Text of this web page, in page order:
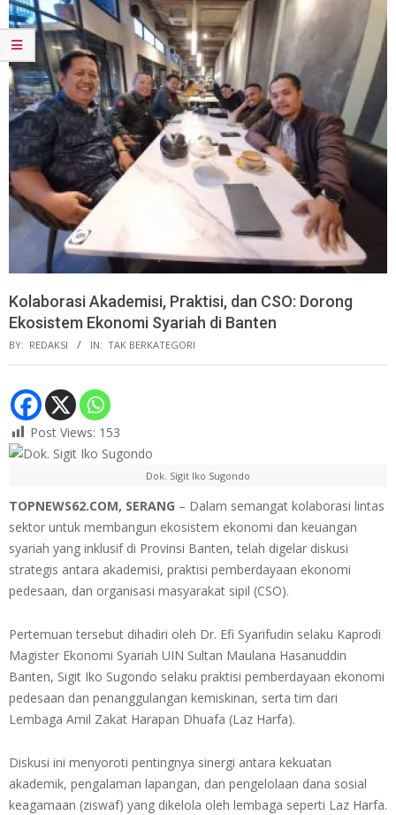
Kolaborasi Akademisi, Praktisi, dan CSO: Dorong
Ekosistem Ekonomi Syariah di Banten
BY: REDAKSI IN: TAK BERKATEGORI
Post Views: 153
Dok. Sigit Iko Sugondo
TOPNEWS62.COM, SERANG – Dalam semangat kolaborasi lintas
sektor untuk membangun ekosistem ekonomi dan keuangan
syariah yang inklusif di Provinsi Banten, telah digelar diskusi
strategis antara akademisi, praktisi pemberdayaan ekonomi
pedesaan, dan organisasi masyarakat sipil (CSO).
Pertemuan tersebut dihadiri oleh Dr. Efi Syarifudin selaku Kaprodi
Magister Ekonomi Syariah UIN Sultan Maulana Hasanuddin
Banten, Sigit Iko Sugondo selaku praktisi pemberdayaan ekonomi
pedesaan dan penanggulangan kemiskinan, serta tim dari
Lembaga Amil Zakat Harapan Dhuafa (Laz Harfa).
Diskusi ini menyoroti pentingnya sinergi antara kekuatan
akademik, pengalaman lapangan, dan pengelolaan dana sosial
keagamaan (ziswaf) yang dikelola oleh lembaga seperti Laz Harfa.